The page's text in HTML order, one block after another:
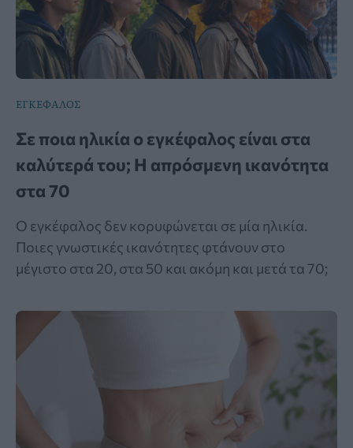
ΕΓΚΕΦΑΛΟΣ
Σε ποια ηλικία ο εγκέφαλος είναι στα
καλύτερά του; Η απρόσμενη ικανότητα
στα 70
Ο εγκέφαλος δεν κορυφώνεται σε μία ηλικία.
Ποιες γνωστικές ικανότητες φτάνουν στο
μέγιστο στα 20, στα 50 και ακόμη και μετά τα 70;